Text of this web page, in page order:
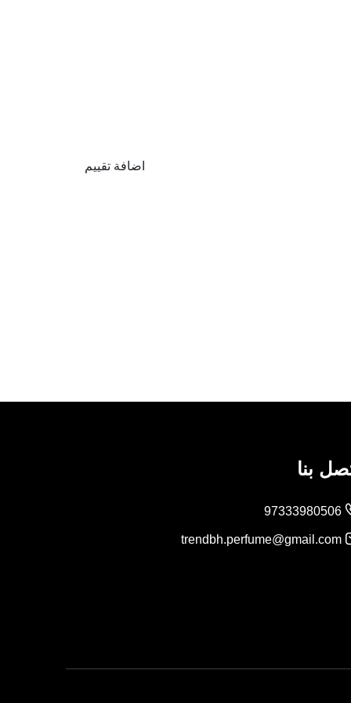
اضافة تقييم
بنا
97333980506
trendbh.perfume@gmail.com